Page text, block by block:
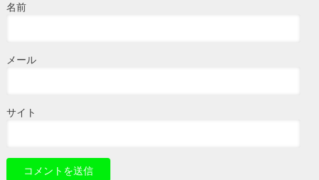
名前
メール
サイト